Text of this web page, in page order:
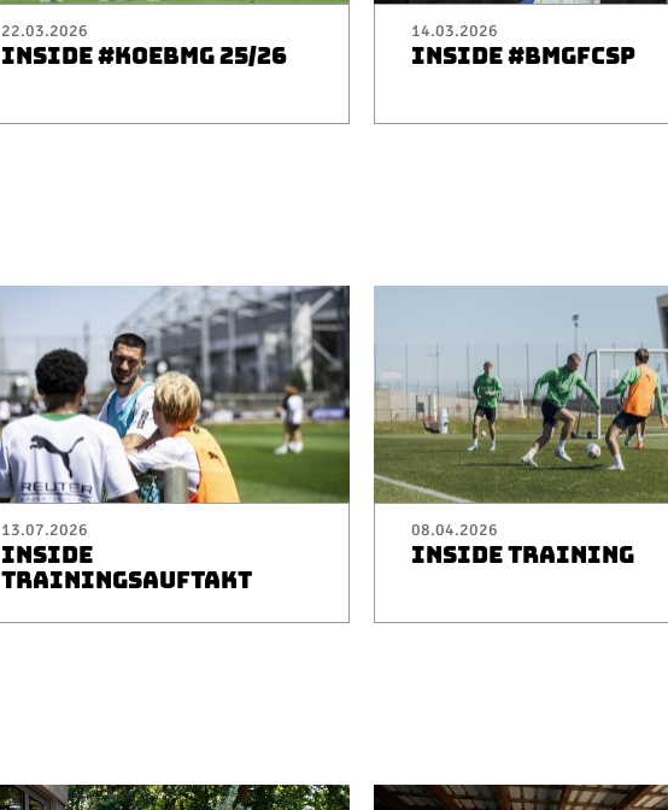
22.03.2026
INSIDE #KOEBMG 25/26
14.03.2026
INSIDE #BMGFCSP
13.07.2026
INSIDE
TRAININGSAUFTAKT
08.04.2026
INSIDE TRAINING